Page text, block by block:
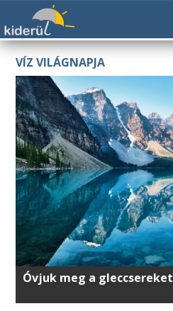
VÍZ VILÁGNAPJA
Óvjuk meg a gleccsereket